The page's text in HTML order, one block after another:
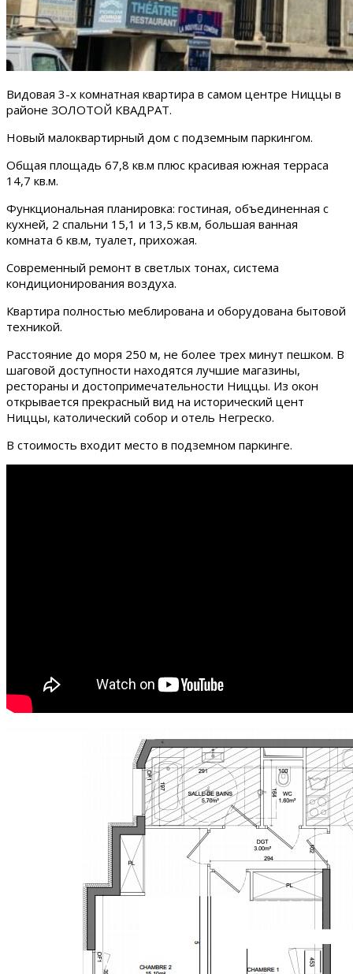
‌Видовая 3-х комнатная квартира в самом центре Ниццы в
районе ЗОЛОТОЙ КВАДРАТ.
Новый малоквартирный дом с подземным паркингом.
Общая площадь 67,8 кв.м плюс красивая южная терраса
14,7 кв.м.
Функциональная планировка: гостиная, объединенная с
кухней, 2 спальни 15,1 и 13,5 кв.м, большая ванная
комната 6 кв.м, туалет, прихожая.
Современный ремонт в светлых тонах, система
кондиционирования воздуха.
Квартира полностью меблирована и оборудована бытовой
техникой.
Расстояние до моря 250 м, не более трех минут пешком. В
шаговой доступности находятся лучшие магазины,
рестораны и достопримечательности Ниццы. Из окон
открывается прекрасный вид на исторический цент
Ниццы, католический собор и отель Негреско.
В стоимость входит место в подземном паркинге.